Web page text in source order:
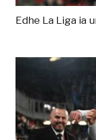
Edhe La Liga ia